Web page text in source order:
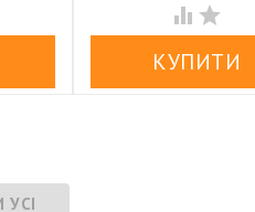
 